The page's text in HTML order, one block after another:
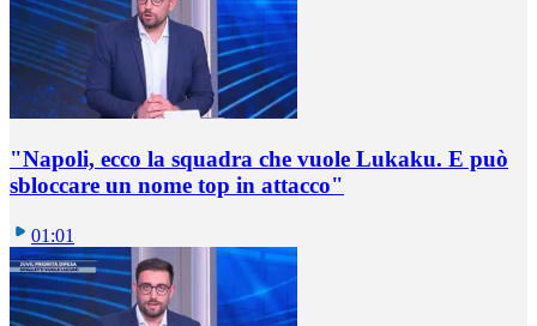
"Napoli, ecco la squadra che vuole Lukaku. E può
sbloccare un nome top in attacco"
01:01